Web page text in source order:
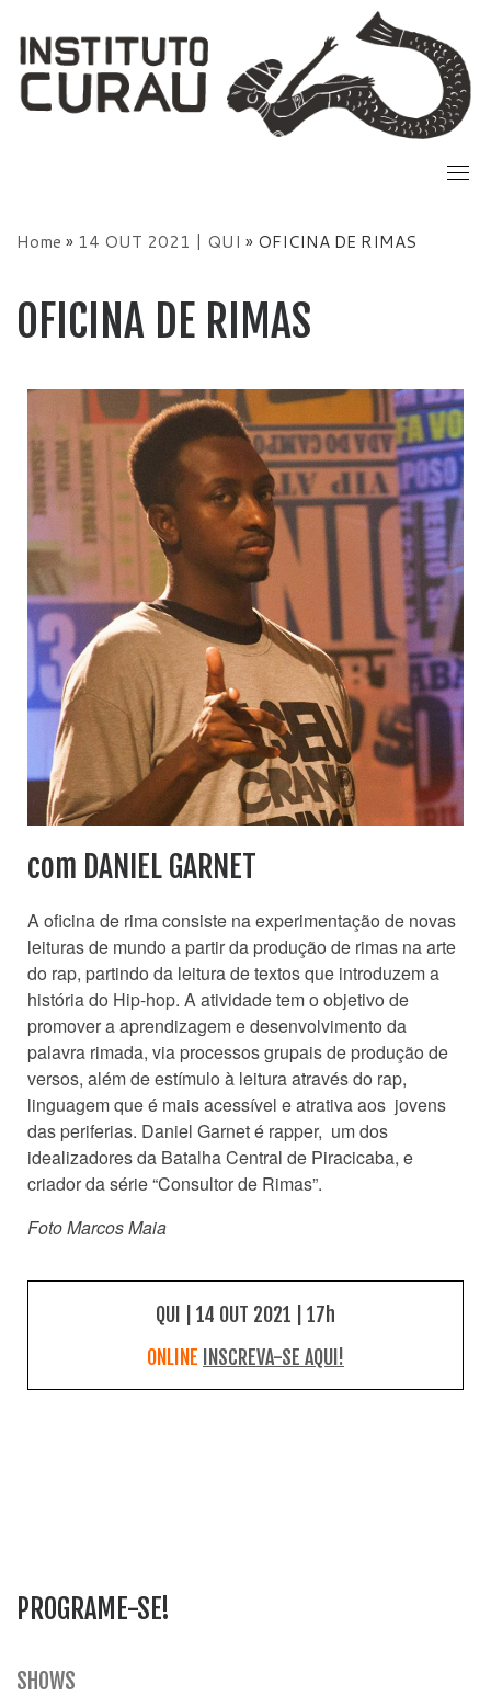
content
Home » 14 OUT 2021 | QUI » OFICINA DE RIMAS
OFICINA DE RIMAS
com DANIEL GARNET
A oficina de rima consiste na experimentação de novas
leituras de mundo a partir da produção de rimas na arte
do rap, partindo da leitura de textos que introduzem a
história do Hip-hop. A atividade tem o objetivo de
promover a aprendizagem e desenvolvimento da
palavra rimada, via processos grupais de produção de
versos, além de estímulo à leitura através do rap,
linguagem que é mais acessível e atrativa aos jovens
das periferias. Daniel Garnet é rapper, um dos
idealizadores da Batalha Central de Piracicaba, e
criador da série “Consultor de Rimas”.
Foto Marcos Maia
QUI | 14 OUT 2021 | 17h
ONLINE INSCREVA-SE AQUI!
PROGRAME-SE!
SHOWS